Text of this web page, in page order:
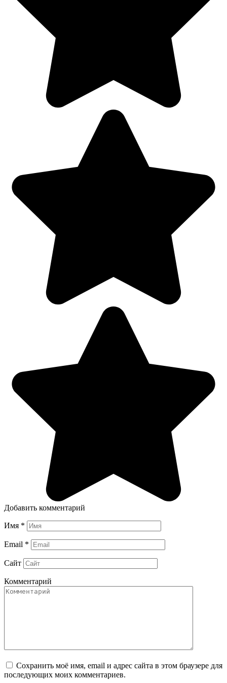
Добавить комментарий
Имя *
Email *
Сайт
Комментарий
Сохранить моё имя, email и адрес сайта в этом браузере для
последующих моих комментариев.